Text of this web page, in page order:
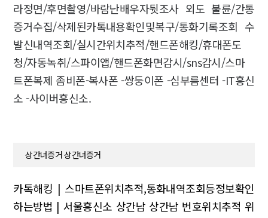
라정면/후면촬영/바람난배우자뒷조사 외도 불륜/간통
증거수집/삭제된카톡내용확인및복구/통화기록조회 수
발신내역조회/실시간위치추적/핸드폰해킹/휴대폰도
청/자동녹취/스파이앱/핸드폰화면감시/sns감시/스마
트폰복제 좀비폰-복사폰 -쌍둥이폰 -심부름센터 -IT흥신
소 -사이버흥신소.
상간녀증거 상간녀증거
카톡해킹 | 스마트폰위치추적,통화내역조회등정보확인
하는방법 | 서울흥신소 상간남 상간남 번호위치추적 위